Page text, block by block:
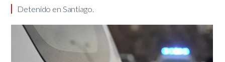
Detenido en Santiago.